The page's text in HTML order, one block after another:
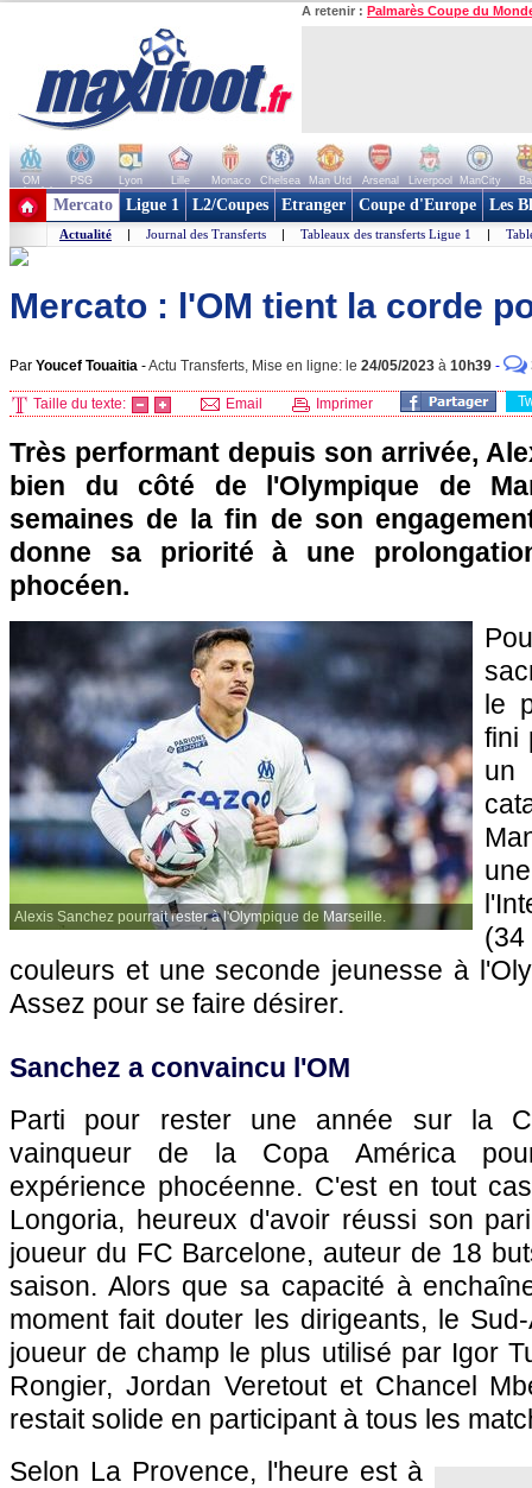
A retenir : Palmarès Coupe du
OM PSG Lyon Lille Monaco Chelsea Man Utd Arsenal Liverpool ManCity
+ de clubs
Mercato Ligue 1 L2/Coupes Etranger Coupe d'Europe Les
Actualité | Journal des Transferts | Tableaux des transferts Ligue 1 |
Mercato : l'OM tient la corde
Par Youcef Touaitia -Actu Transferts, Mise en ligne: le 24/05/2023 à 10h39 -
Taille du texte: Email Imprimer
Très performant depuis son arrivée,
bien du côté de l'Olympique de
semaines de la fin de son
donne sa priorité à une
phocéen.
Alexis Sanchez pourrait rester à l'Olympique de Marseille.
le
fini
couleurs et une seconde jeunesse à
Assez pour se faire désirer.
Sanchez a convaincu l'OM
Parti pour rester une année sur la
vainqueur de la Copa América
expérience phocéenne. C'est en tout
Longoria, heureux d'avoir réussi son
joueur du FC Barcelone, auteur de 18
saison. Alors que sa capacité à
moment fait douter les dirigeants, le
joueur de champ le plus utilisé par Igor
Rongier, Jordan Veretout et Chancel
restait solide en participant à tous les
Selon La Provence, l'heure est à